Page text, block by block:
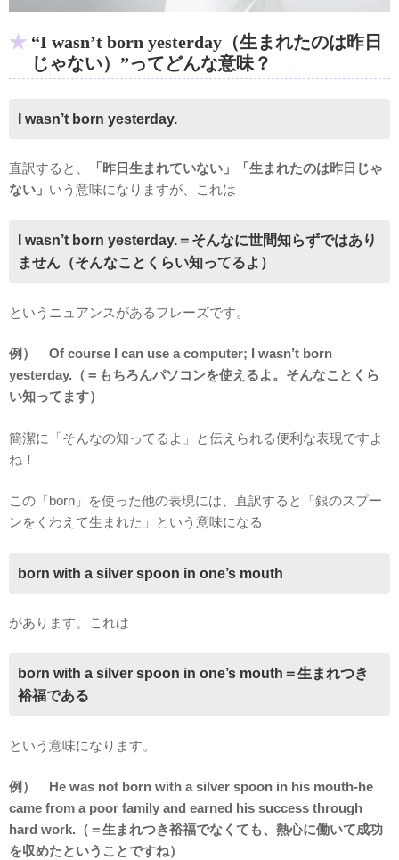
“I wasn’t born yesterday（生まれたのは昨日
じゃない）”ってどんな意味？
I wasn’t born yesterday.
直訳すると、
「昨日生まれていない」「生まれたのは昨日じゃ
ない」 いう意味になりますが、これは
I wasn’t born yesterday.＝そんなに世間知らずではあり
ません（そんなことくらい知ってるよ）
というニュアンスがあるフレーズです。
例） Of course I can use a computer; I wasn’t born
yesterday.（＝もちろんパソコンを使えるよ。そんなことくら
い知ってます）
簡潔に「そんなの知ってるよ」と伝えられる便利な表現ですよ
ね！
この「born」を使った他の表現には、直訳すると「銀のスプー
ンをくわえて生まれた」という意味になる
born with a silver spoon in one’s mouth
があります。これは
born with a silver spoon in one’s mouth＝生まれつき
裕福である
という意味になります。
例） He was not born with a silver spoon in his mouth-he
came from a poor family and earned his success through
hard work.（＝生まれつき裕福でなくても、熱心に働いて成功
を収めたということですね）